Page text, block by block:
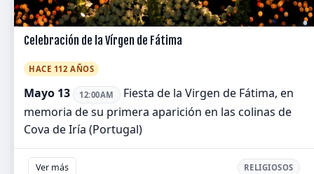
Celebración de la Vírgen de Fátima
HACE 112 AÑOS
Mayo 13 12:00AM
Fiesta de la Virgen de Fátima, en
memoria de su primera aparición en las colinas de
Cova de Iría (Portugal)
Ver más RELIGIOSOS